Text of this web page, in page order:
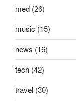
med (26)
music (15)
news (16)
tech (42)
travel (30)